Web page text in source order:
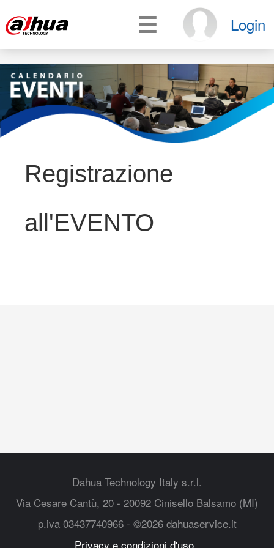
Login
☰
Registrazione
all'EVENTO
Dahua Technology Italy s.r.l.
Via Cesare Cantù, 20 - 20092 Cinisello Balsamo (MI)
p.iva 03437740966 - ©2026 dahuaservice.it
Privacy e condizioni d'uso